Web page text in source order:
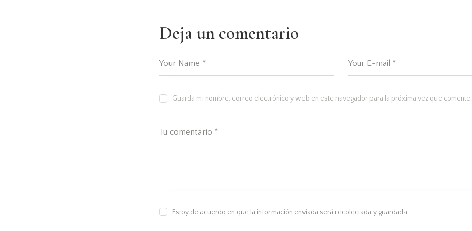
Deja un comentario
Guarda mi nombre, correo electrónico y web en este navegador para la próxima vez que comente.
Estoy de acuerdo en que la información enviada será recolectada y guardada.